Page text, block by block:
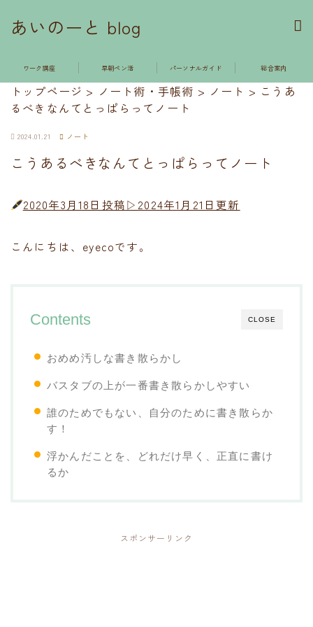
あいのーと blog
ワーク講座 早朝ペン活 パーソナルガイド 総合案内
トップページ > ノート術・手帳術 > ノート > こうあ
るべきなんてとっぱらってノート
2024.01.21 ノート
こうあるべきなんてとっぱらってノート
2020年3月18日投稿▷2024年1月21日更新
こんにちは、eyecoです。
CLOSE
Contents
おめめ汚しな書き散らかし
バスタブの上が一番書き散らかしやすい
誰のためでもない、自分のために書き散らか
す！
浮かんだことを、どれだけ早く、正直に書け
るか
スポンサーリンク